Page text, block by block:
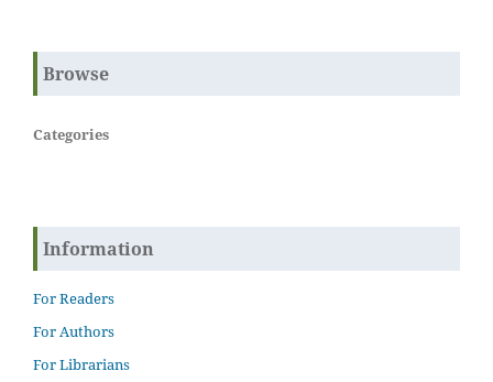
Browse
Categories
Information
For Readers
For Authors
For Librarians